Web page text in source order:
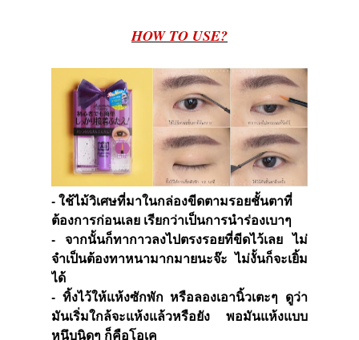
HOW TO USE?
- ใช้ไม้วิเศษที่มาในกล่องขีดตามรอยชั้นตาที่
ต้องการก่อนเลย เรียกว่าเป็นการนำร่องเบาๆ
- จากนั้นก็ทากาวลงไปตรงรอยที่ขีดไว้เลย ไม่
จำเป็นต้องทาหนามากมายนะจ๊ะ ไม่งั้นก็จะเยิ้ม
ได้
- ทิ้งไว้ให้แห้งซักพัก หรือลองเอานิ้วเตะๆ ดูว่า
มันเริ่มใกล้จะแห้งแล้วหรือยัง พอมันแห้งแบบ
หนึบนิดๆ ก็คือโอเค